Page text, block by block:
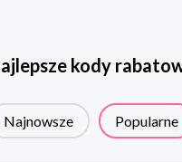
kody
Najnowsze Popularne